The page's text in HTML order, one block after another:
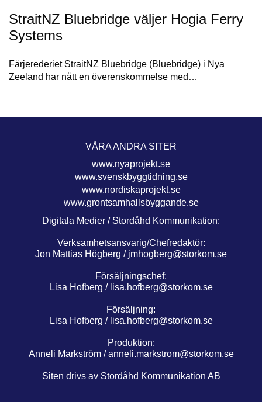
StraitNZ Bluebridge väljer Hogia Ferry
Systems
Färjerederiet StraitNZ Bluebridge (Bluebridge) i Nya
Zeeland har nått en överenskommelse med…
VÅRA ANDRA SITER
www.nyaprojekt.se
www.svenskbyggtidning.se
www.nordiskaprojekt.se
www.grontsamhallsbyggande.se
Digitala Medier / Stordåhd Kommunikation:
Verksamhetsansvarig/Chefredaktör:
Jon Mattias Högberg / jmhogberg@storkom.se
Försäljningschef:
Lisa Hofberg / lisa.hofberg@storkom.se
Försäljning:
Lisa Hofberg / lisa.hofberg@storkom.se
Produktion:
Anneli Markström /anneli.markstrom@storkom.se
Siten drivs av Stordåhd Kommunikation AB